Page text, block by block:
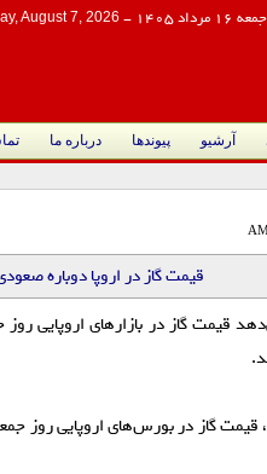
جمعه 16 مرداد 1405 -
August 7, 2026
آرشیو پیوندها درباره ما
قیمت گاز در اروپا دوباره